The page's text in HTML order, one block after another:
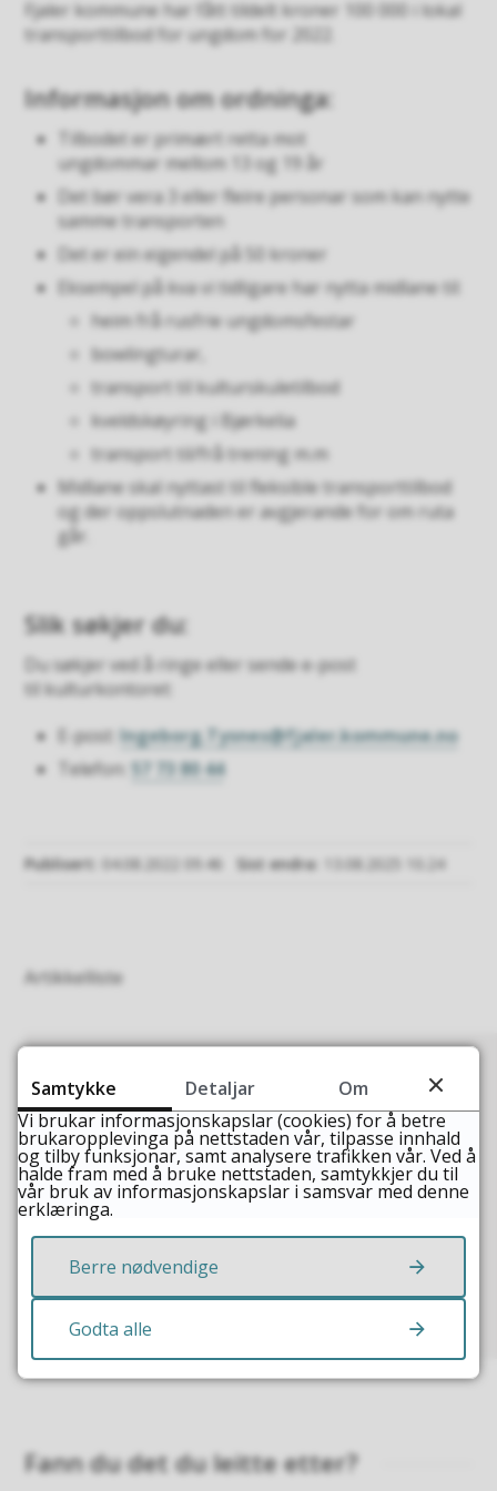
Fjaler kommune har fått tildelt kroner 100 000 i lokal
transporttilbod for ungdom for 2022.
Informasjon om ordninga:
Tilbodet er primært retta mot
ungdommar mellom 13 og 19 år
Det bør vera 3 eller fleire personar som kan nytte
samme transporten
Det er ein eigendel på 50 kroner
Eksempel på kva vi tidligare har nytta midlane til:
heim frå rusfrie ungdomsfestar
bowlingturar,
transport til kulturskuletilbod
kveldskøyring i Bjørkelia
transport til/frå trening m.m
Midlane skal nyttast til fleksible transporttilbod
og der oppslutnaden er avgjerande for om ruta
går.
Slik søkjer du:
Du søkjer ved å ringe eller sende e-post
til kulturkontoret:
E-post:Ingeborg.Tysnes@fjaler.kommune.no
Telefon: 57 73 80 44
Publisert 04.08.2022 09.46 Sist endra 13.08.2025 10.24
Artikkelliste
Ingeborg Tysnes
Kommunalsjef kultur og
samfunnsutvikling
E-post
ingeborg.tysnes@fjaler.kommune.no
Mobil 98 86 50 54
Fann du det du leitte etter?
Samtykke Detaljar
Om
Vi brukar informasjonskapslar (cookies) for å betre
brukaropplevinga på nettstaden vår, tilpasse innhald
og tilby funksjonar, samt analysere trafikken vår. Ved å
halde fram med å bruke nettstaden, samtykkjer du til
vår bruk av informasjonskapslar i samsvar med denne
erklæringa.
Berre nødvendige
Godta alle